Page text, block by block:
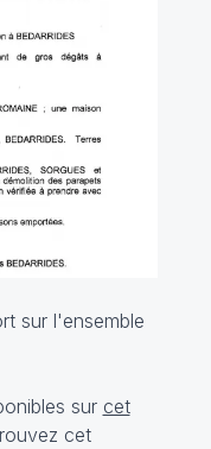
sur l'ensemble
sur cet
cet